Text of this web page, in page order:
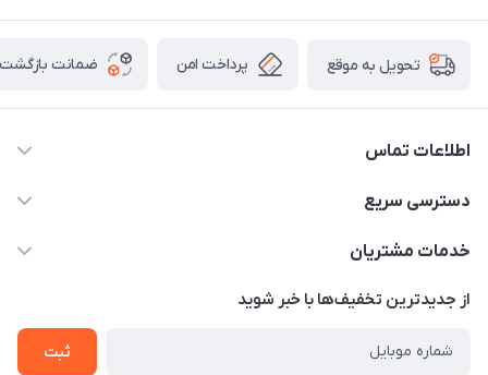
تحویل به موقع پرداخت امن ضمانت بازگشت
اطلاعات تماس
09307677708
دسترسی سریع
حساب کاربری
درباره ما
خدمات مشتریان
قوانین و مقررات
از جدید‌ترین تخفیف‌ها با‌ خبر شوید
ثبت